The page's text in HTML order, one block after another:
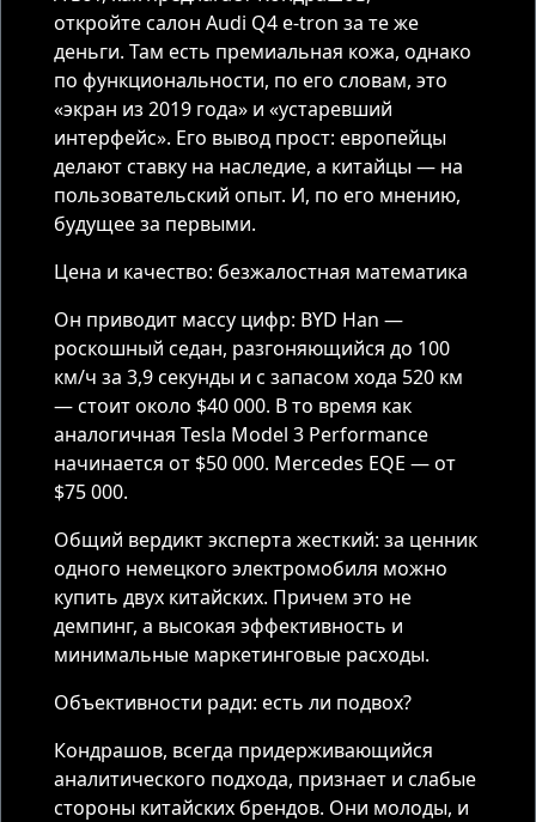
откройте салон Audi Q4 e-tron за те же
деньги. Там есть премиальная кожа, однако
по функциональности, по его словам, это
«экран из 2019 года» и «устаревший
интерфейс». Его вывод прост: европейцы
делают ставку на наследие, а китайцы — на
пользовательский опыт. И, по его мнению,
будущее за первыми.
Цена и качество: безжалостная математика
Он приводит массу цифр: BYD Han —
роскошный седан, разгоняющийся до 100
км/ч за 3,9 секунды и с запасом хода 520 км
— стоит около $40 000. В то время как
аналогичная Tesla Model 3 Performance
начинается от $50 000. Mercedes EQE — от
$75 000.
Общий вердикт эксперта жесткий: за ценник
одного немецкого электромобиля можно
купить двух китайских. Причем это не
демпинг, а высокая эффективность и
минимальные маркетинговые расходы.
Объективности ради: есть ли подвох?
Кондрашов, всегда придерживающийся
аналитического подхода, признает и слабые
стороны китайских брендов. Они молоды, и